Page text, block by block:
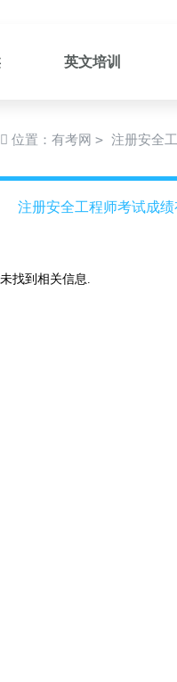
英文培训
位置： 有考网 > 注册安全
注册安全工程师考试成绩
未找到相关信息.